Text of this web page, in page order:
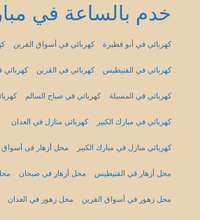
خدم بالساعة في
كهربائي في أبو فطيرة كهربائي في أسواق القرين
كهربائي في الفنيطيس كهربائي في القرين كهربائي
كهربائي في المسيلة كهربائي في صباح السالم
كهربائي في مبارك الكبير كهربائي منازل في العدان
كهربائي منازل في مبارك الكبير محل أزهار في أسواق
محل أزهار في الفنيطيس محل أزهار في صبحان
محل زهور في أسواق القرين محل زهور في العدان